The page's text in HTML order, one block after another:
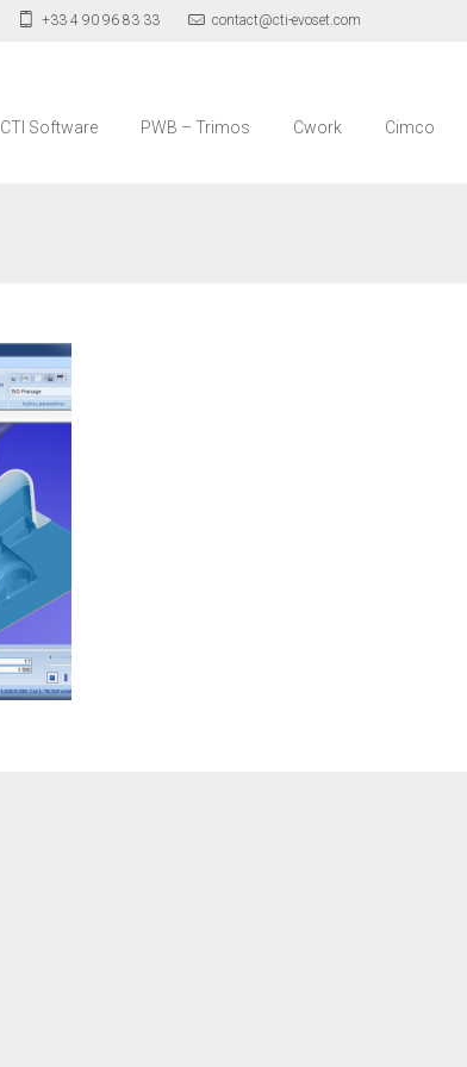
+33 4 90 96 83 33 contact@cti-evoset.com
CTI Software PWB – Trimos Cwork Cimco